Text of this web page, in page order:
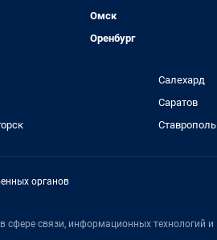
Омск
Оренбург
Салехард
Саратов
Ставрополь
органов
сфере связи, информационных технологий и